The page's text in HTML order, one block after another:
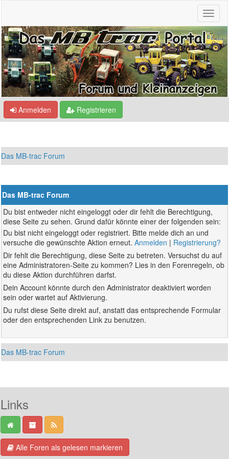
Anmelden Registrieren
Das MB-trac Forum
Das MB-trac Forum
Du bist entweder nicht eingeloggt oder dir fehlt die Berechtigung,
diese Seite zu sehen. Grund dafür könnte einer der folgenden sein:
Du bist nicht eingeloggt oder registriert. Bitte melde dich an und
versuche die gewünschte Aktion erneut.Anmelden | Registrierung?
Dir fehlt die Berechtigung, diese Seite zu betreten. Versuchst du auf
eine Administratoren-Seite zu kommen? Lies in den Forenregeln, ob
du diese Aktion durchführen darfst.
Dein Account könnte durch den Administrator deaktiviert worden
sein oder wartet auf Aktivierung.
Du rufst diese Seite direkt auf, anstatt das entsprechende Formular
oder den entsprechenden Link zu benutzen.
Das MB-trac Forum
Links
Alle Foren als gelesen markieren